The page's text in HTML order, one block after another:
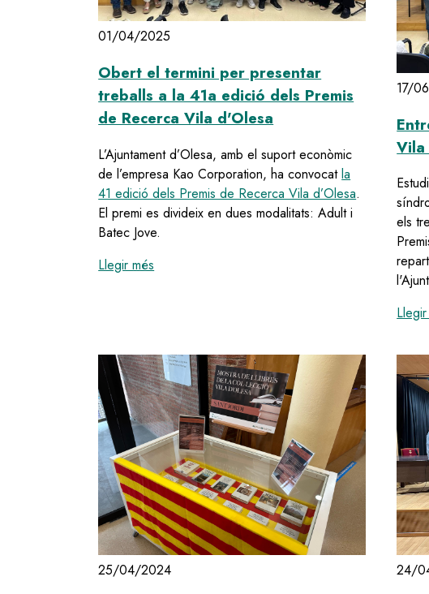
01/04/2025
Obert el termini per presentar
treballs a la 41a edició dels Premis
de Recerca Vila d'Olesa
L’Ajuntament d’Olesa, amb el suport econòmic
de l’empresa Kao Corporation, ha convocatla
41 edició dels Premis de Recerca Vila d’Olesa.
El premi es divideix en dues modalitats: Adult i
Batec Jove.
Llegir més
Obert el termini per presentar treballs a la
17/
Vila
els
25/04/2024 24/